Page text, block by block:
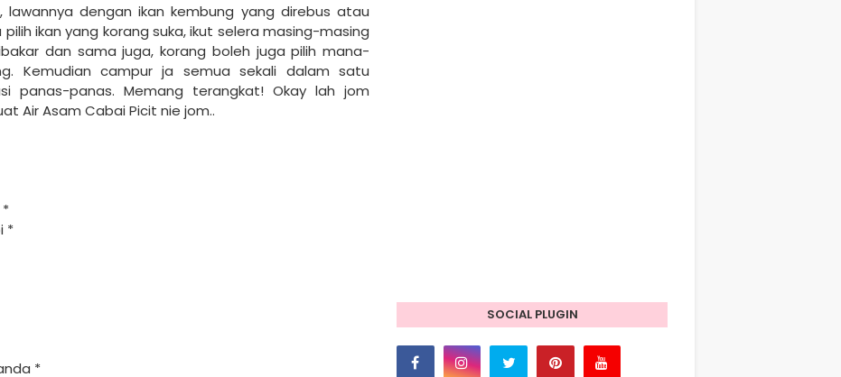
lawannya dengan ikan kembung yang direbus atau
ikan yang korang suka, ikut selera masing-masing
dan sama juga, korang boleh juga pilih mana-
Kemudian campur ja semua sekali dalam satu
panas-panas. Memang terangkat! Okay lah jom
Air Asam Cabai Picit nie jom..
*
*
*
SOCIAL PLUGIN